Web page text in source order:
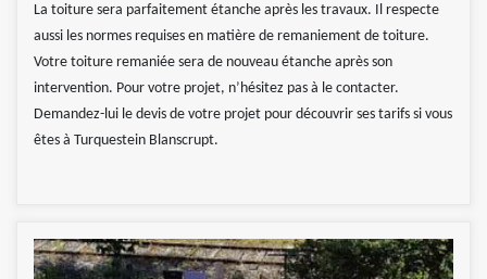
La toiture sera parfaitement étanche après les travaux. Il respecte
aussi les normes requises en matière de remaniement de toiture.
Votre toiture remaniée sera de nouveau étanche après son
intervention. Pour votre projet, n’hésitez pas à le contacter.
Demandez-lui le devis de votre projet pour découvrir ses tarifs si vous
êtes à Turquestein Blanscrupt.